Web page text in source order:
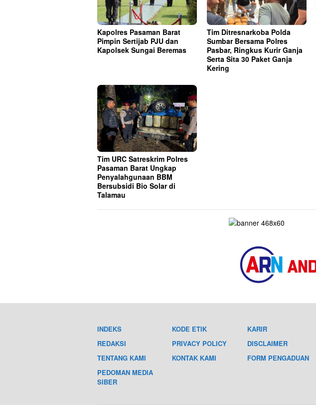
Kapolres Pasaman Barat
Pimpin Sertijab PJU dan
Kapolsek Sungai Beremas
Tim Ditresnarkoba Polda
Sumbar Bersama Polres
Pasbar, Ringkus Kurir Ganja
Serta Sita 30 Paket Ganja
Kering
Tim URC Satreskrim Polres
Pasaman Barat Ungkap
Penyalahgunaan BBM
Bersubsidi Bio Solar di
Talamau
INDEKS KODE ETIK
KARIR
REDAKSI
PRIVACY POLICY
DISCLAIMER
TENTANG KAMI
KONTAK KAMI
FORM PENGADUAN
PEDOMAN MEDIA
SIBER